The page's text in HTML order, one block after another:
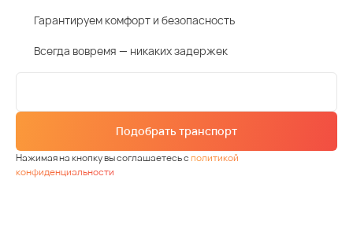
Гарантируем комфорт и безопасность
Всегда вовремя — никаких задержек
Подобрать транспорт
Нажимая на кнопку вы соглашаетесь сполитикой
конфиденциальности